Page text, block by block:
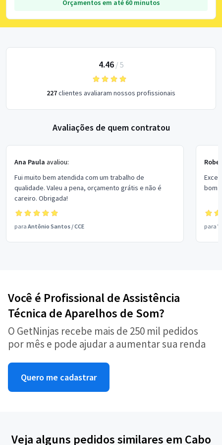
Orçamentos em até 60 minutos
4.46/ 5
227clientes avaliaram nossos profissionais
Avaliações de quem contratou
Ana Paula avaliou:
Fui muito bem atendida com um trabalho de
qualidade. Valeu a pena, orçamento grátis e não é
careiro. Obrigada!
para Antônio Santos /CCE
bom
para
Você é Profissional de Assistência
Técnica de Aparelhos de Som?
O GetNinjas recebe mais de 250 mil pedidos
por mês e pode ajudar a aumentar sua renda
Quero me cadastrar
Veja alguns pedidos similares em Cabo